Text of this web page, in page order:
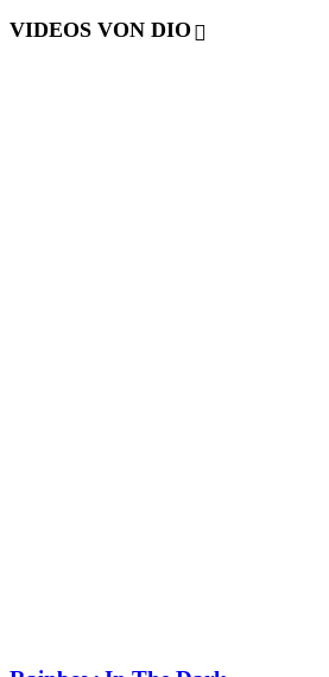
VIDEOS VON DIO